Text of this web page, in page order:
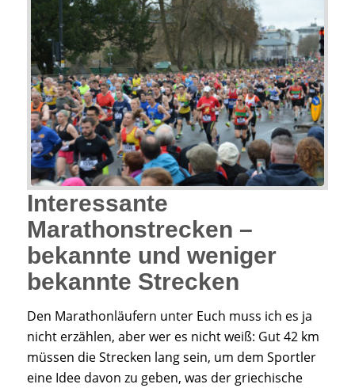
Interessante
Marathonstrecken –
bekannte und weniger
bekannte Strecken
Den Marathonläufern unter Euch muss ich es ja
nicht erzählen, aber wer es nicht weiß: Gut 42 km
müssen die Strecken lang sein, um dem Sportler
eine Idee davon zu geben, was der griechische